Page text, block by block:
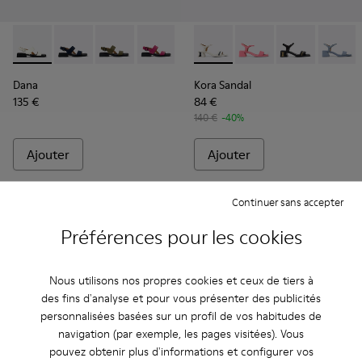
Préférences pour les cookies
Nous utilisons nos propres cookies et ceux de tiers à
des fins d'analyse et pour vous présenter des publicités
personnalisées basées sur un profil de vos habitudes de
navigation (par exemple, les pages visitées). Vous
pouvez obtenir plus d'informations et configurer vos
Continuer sans accepter
Dana - K201486-007 - Sandales en cuir blanches Pour
Dana - K201486-021
Dana - K201486-020
Dana - K201486-019
Dana - K201486-018
Dana - K201486-015 -
Dana - K201486-
Dana -
Dana
135 €
Ajouter
Kora Sandal - K201914-003
Kora Sandal -Kora Sandal -
Kora
Kora Sandal
84 €
140 € -40%
Ajouter